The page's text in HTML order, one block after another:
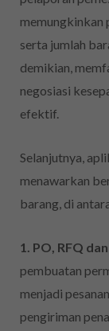
memungkinkan
serta jumlah
demikian,
negosiasi
efektif.
Selanjutnya,
menawarkan
barang, di
1. PO, RFQ
pembuatan
menjadi
pengiriman